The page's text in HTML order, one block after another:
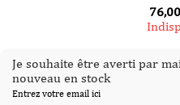
76,00
Je souhaite être averti par
nouveau en stock
Entrez votre email ici